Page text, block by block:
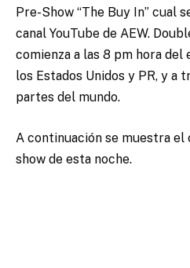
Pre-Show “The Buy In” cual
canal YouTube de AEW.
comienza a las 8 pm hora del
los Estados Unidos y PR, y a
partes del mundo.
A continuación se muestra
show de esta noche.